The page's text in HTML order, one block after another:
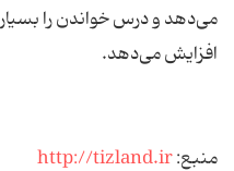
می‌دهد و درس خواندن را بسیار
افزایش می‌دهد.
منبع:http://tizland.ir